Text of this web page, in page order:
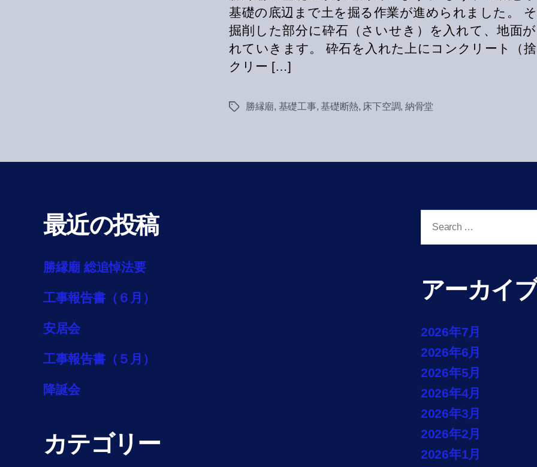
基礎の底辺まで土を掘る作業が進められました。
掘削した部分に砕石（さいせき）を入れて、地面
れていきます。 砕石を入れた上にコンクリート（
クリー […]
Tags勝縁廟, 基礎工事,基礎断熱, 床下空調, 納骨堂
最近の投稿
勝縁廟 総追悼法要
工事報告書（６月）
安居会
工事報告書（５月）
降誕会
カテゴリー
for:
アーカイ
2026年7月
2026年6月
2026年5月
2026年4月
2026年3月
2026年2月
2026年1月